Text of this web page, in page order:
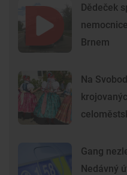
Dědeček
Brnem
Na
Gang
Nedávný